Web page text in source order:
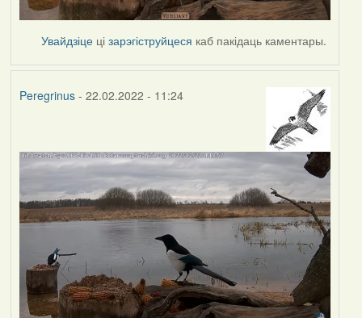
Увайдзіце цізарэгіструйцеся каб пакідаць каментары.
Peregrinus- 22.02.2022 - 11:24